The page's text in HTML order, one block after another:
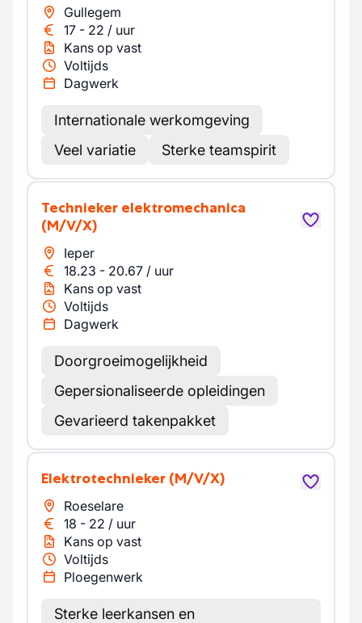
Gullegem
17 - 22 / uur
Kans op vast
Voltijds
Dagwerk
Internationale werkomgeving
Veel variatie
Sterke teamspirit
Technieker elektromechanica
(M/V/X)
Ieper
18.23 - 20.67 / uur
Kans op vast
Voltijds
Dagwerk
Doorgroeimogelijkheid
Gepersionaliseerde opleidingen
Gevarieerd takenpakket
Elektrotechnieker (M/V/X)
Roeselare
18 - 22 / uur
Kans op vast
Voltijds
Ploegenwerk
Sterke leerkansen en